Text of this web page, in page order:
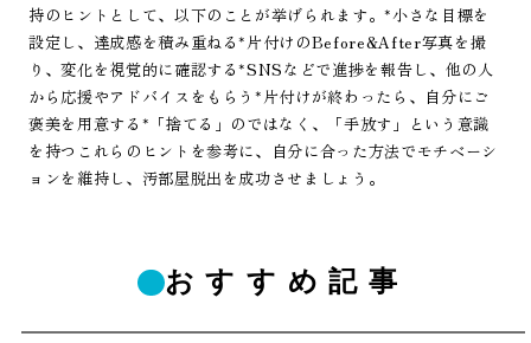
持のヒントとして、以下のことが挙げられます。*小さな目標を
設定し、達成感を積み重ねる*片付けのBefore&After写真を撮
り、変化を視覚的に確認する*SNSなどで進捗を報告し、他の人
から応援やアドバイスをもらう*片付けが終わったら、自分にご
褒美を用意する*「捨てる」のではなく、「手放す」という意識
を持つこれらのヒントを参考に、自分に合った方法でモチベーシ
ョンを維持し、汚部屋脱出を成功させましょう。
おすすめ記事